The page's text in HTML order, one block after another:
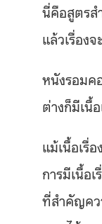
นี่คือสูตรส
แล้วเรื่อง
หนังรอมค
ต่างก็มีเนื้
แม้เนื้อเรื่
การมีเนื้อ
ที่สำคัญคว